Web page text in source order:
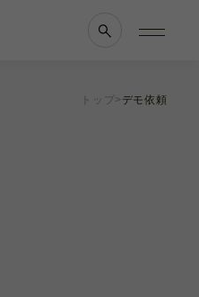
トップ デモ依頼